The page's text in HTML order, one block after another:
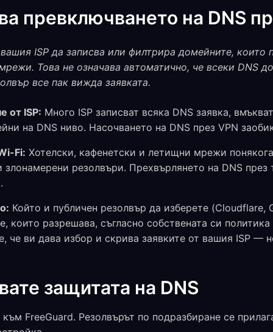
превключването на DNS
ISP да записва или филтрира домейните, които
Това не означава автоматично, че всеки DNS
все пак вижда заявката.
от ISP: Много ISP записват всяка DNS заявка,
на DNS ниво. Насочването на DNS през VPN
Fi: Хотелски, кафенетски и летищни мрежи
резолвъри. Прехвърлянето на DNS през
Който и публичен резолвър да изберете (Cloudflare,
които разрешава, съгласно собствената си политика
че ви дава избор и скрива заявките от вашия ISP —
защитата на DNS
FreeGuard. Резолвърът по подразбиране се